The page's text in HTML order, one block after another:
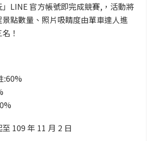
」LINE 官方帳號即完成競賽,，活動將
點數量、照片吸睛度由單車達人進
！
:60%
109 年 11 月 2 日